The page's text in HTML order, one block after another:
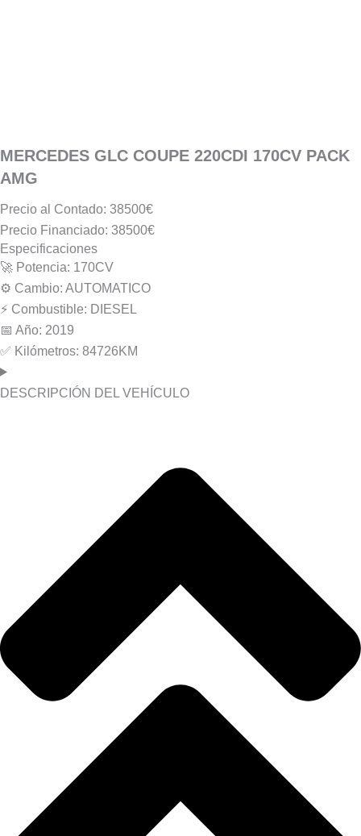
MERCEDES GLC COUPE 220CDI 170CV PACK
AMG
Precio al Contado: 38500€
Precio Financiado: 38500€
Especificaciones
🚀 Potencia: 170CV
⚙️ Cambio: AUTOMATICO
⚡️ Combustible: DIESEL
📅 Año: 2019
✅ Kilómetros: 84726KM
DESCRIPCIÓN DEL VEHÍCULO